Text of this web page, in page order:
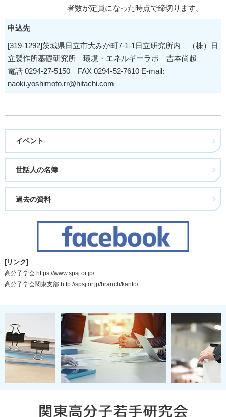
者数が定員になった時点で締切ります。
申込先
[319-1292]茨城県日立市大みか町7-1-1日立研究所内 （株）日
立製作所基礎研究所 環境・エネルギーラボ 吉本尚起
電話 0294-27-5150 FAX 0294-52-7610 E-mail:
naoki.yoshimoto.rr@hitachi.com
イベント
世話人の名簿
過去の資料
[リンク]
高分子学会 https://www.spsj.or.jp/
高分子学会関東支部 http://spsj.or.jp/branch/kanto/